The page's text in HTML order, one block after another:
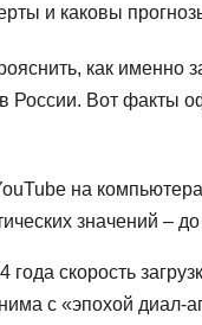
и каковы
как именно
России. Вот факты
на
значений –
года скорость
с «эпохой диал-